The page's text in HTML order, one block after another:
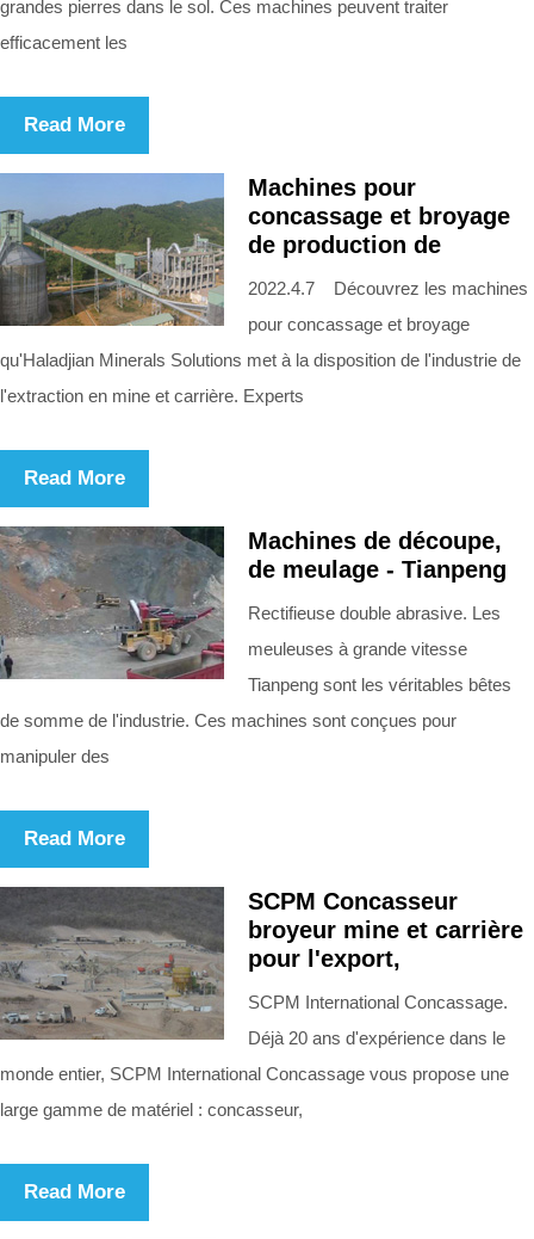
grandes pierres dans le sol. Ces machines peuvent traiter
efficacement les
Read More
Machines pour
concassage et broyage
de production de
2022.4.7 Découvrez les machines
pour concassage et broyage
qu'Haladjian Minerals Solutions met à la disposition de l'industrie de
l'extraction en mine et carrière. Experts
Read More
Machines de découpe,
de meulage - Tianpeng
Rectifieuse double abrasive. Les
meuleuses à grande vitesse
Tianpeng sont les véritables bêtes
de somme de l'industrie. Ces machines sont conçues pour
manipuler des
Read More
SCPM Concasseur
broyeur mine et carrière
pour l'export,
SCPM International Concassage.
Déjà 20 ans d'expérience dans le
monde entier, SCPM International Concassage vous propose une
large gamme de matériel : concasseur,
Read More